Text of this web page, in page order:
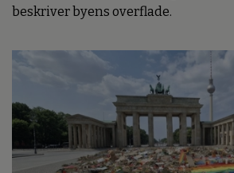
beskriver byens overflade.